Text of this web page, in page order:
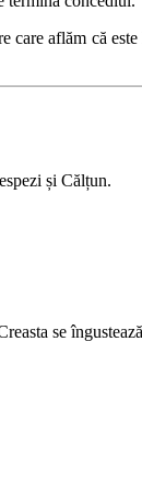
care aflăm că
și Călțun.
se